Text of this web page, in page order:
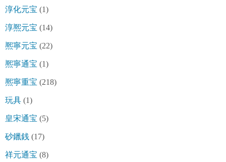
淳化元宝 (1)
淳熈元宝 (14)
熈寧元宝 (22)
熈寧通宝 (1)
熈寧重宝 (218)
玩具 (1)
皇宋通宝 (5)
砂鑞銭 (17)
祥元通宝 (8)